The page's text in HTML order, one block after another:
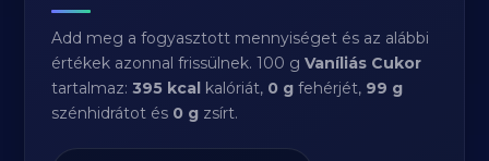
Add meg a fogyasztott mennyiséget és az alábbi
értékek azonnal frissülnek. 100 gVaníliás Cukor
tartalmaz:395 kcal kalóriát, 0 g fehérjét, 99 g
szénhidrátot és 0 g zsírt.